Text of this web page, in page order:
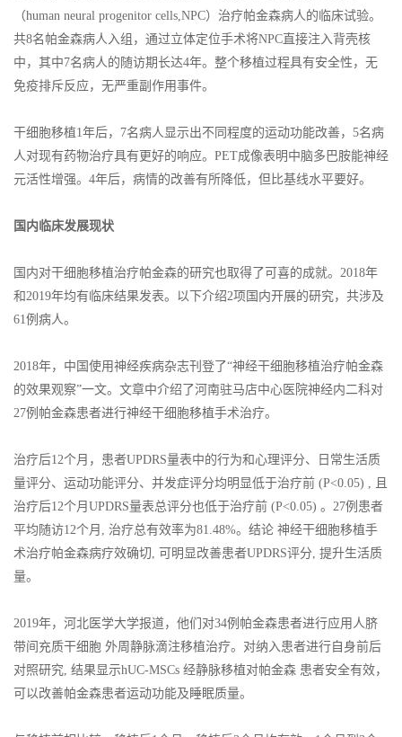
（human neural progenitor cells,NPC）治疗帕金森病人的临床试验。
共8名帕金森病人入组，通过立体定位手术将NPC直接注入背壳核
中，其中7名病人的随访期长达4年。整个移植过程具有安全性，无
免疫排斥反应，无严重副作用事件。
干细胞移植1年后，7名病人显示出不同程度的运动功能改善，5名病
人对现有药物治疗具有更好的响应。PET成像表明中脑多巴胺能神经
元活性增强。4年后，病情的改善有所降低，但比基线水平要好。
国内临床发展现状
国内对干细胞移植治疗帕金森的研究也取得了可喜的成就。2018年
和2019年均有临床结果发表。以下介绍2项国内开展的研究，共涉及
61例病人。
2018年，中国使用神经疾病杂志刊登了“神经干细胞移植治疗帕金森
的效果观察”一文。文章中介绍了河南驻马店中心医院神经内二科对
27例帕金森患者进行神经干细胞移植手术治疗。
治疗后12个月，患者UPDRS量表中的行为和心理评分、日常生活质
量评分、运动功能评分、并发症评分均明显低于治疗前 (P<0.05) , 且
治疗后12个月UPDRS量表总评分也低于治疗前 (P<0.05) 。27例患者
平均随访12个月, 治疗总有效率为81.48%。结论 神经干细胞移植手
术治疗帕金森病疗效确切, 可明显改善患者UPDRS评分, 提升生活质
量。
2019年，河北医学大学报道，他们对34例帕金森患者进行应用人脐
带间充质干细胞 外周静脉滴注移植治疗。对纳入患者进行自身前后
对照研究, 结果显示hUC-MSCs 经静脉移植对帕金森 患者安全有效，
可以改善帕金森患者运动功能及睡眠质量。